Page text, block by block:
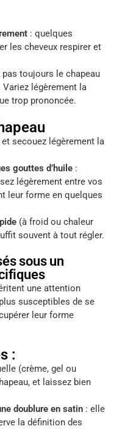
: quelques
les cheveux respirer et
pas toujours le chapeau
légèrement la
trop prononcée.
et secouez légèrement la
gouttes d’huile :
légèrement entre vos
leur forme en quelques
(à froid ou chaleur
souvent à tout régler.
sous un
une attention
susceptibles de se
leur forme
:
(crème, gel ou
et laissez bien
doublure en satin : elle
la définition des